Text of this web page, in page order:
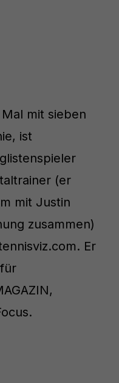
mit sieben
ist
(er
mit Justin
zusammen)
Er